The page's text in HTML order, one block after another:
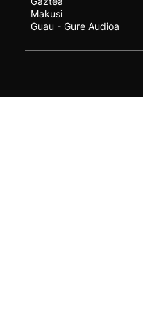
Makusi
Guau - Gure Audioa